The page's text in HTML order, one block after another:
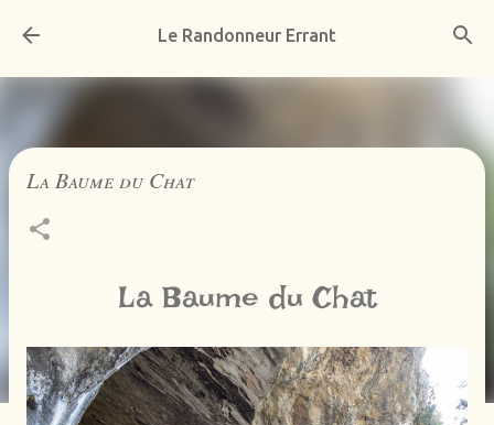
Accéder au contenu principal
Le Randonneur Errant
La Baume du Chat
La Baume du Chat